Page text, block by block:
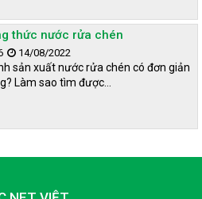
thức nước rửa chén
14/08/2022
sản xuất nước rửa chén có đơn giản
Làm sao tìm được…